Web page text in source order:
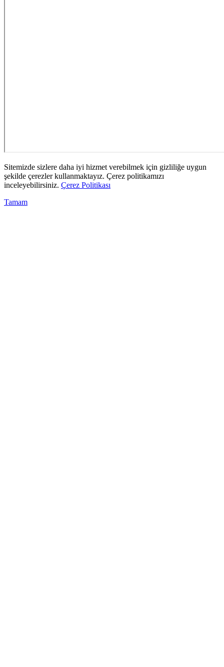
Sitemizde sizlere daha iyi hizmet verebilmek için gizliliğe uygun
şekilde çerezler kullanmaktayız. Çerez politikamızı
inceleyebilirsiniz. Çerez Politikası
Tamam